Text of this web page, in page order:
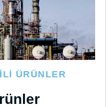
ÜRÜNLER